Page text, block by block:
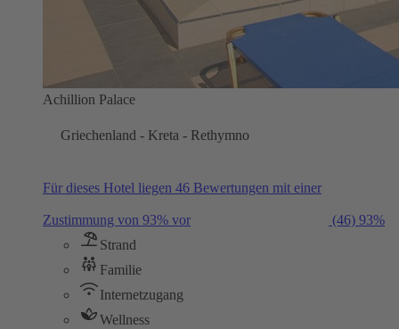
Achillion Palace
Griechenland - Kreta - Rethymno
Für dieses Hotel liegen 46 Bewertungen mit einer
Zustimmung von 93% vor (46) 93%
Strand
Familie
Internetzugang
Wellness